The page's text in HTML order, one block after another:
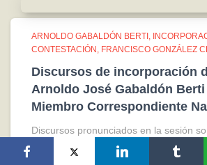
ARNOLDO GABALDÓN BERTI
CONTESTACIÓN
FRANCISCO GONZÁLEZ
Discursos de incorporación
Arnoldo José Gabaldón
Miembro Correspondiente
Discursos pronunciados en la sesión
marzo de 2026 con motivo de la
Arnoldo José Gabaldón Berti como